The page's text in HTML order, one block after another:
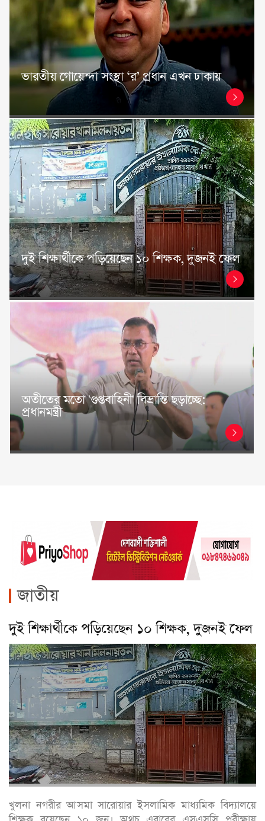
ভারতীয় গোয়েন্দা সংস্থা ‘র’ প্রধান এখন ঢাকায়
দুই শিক্ষার্থীকে পড়িয়েছেন ১০ শিক্ষক, দুজনই ফেল
অতীতের মতো 'গুপ্তবাহিনী' বিভ্রান্তি ছড়াচ্ছে:
প্রধানমন্ত্রী
জাতীয়
দুই শিক্ষার্থীকে পড়িয়েছেন ১০ শিক্ষক, দুজনই ফেল
খুলনা নগরীর আসমা সারোয়ার ইসলামিক মাধ্যমিক বিদ্যালয়ে